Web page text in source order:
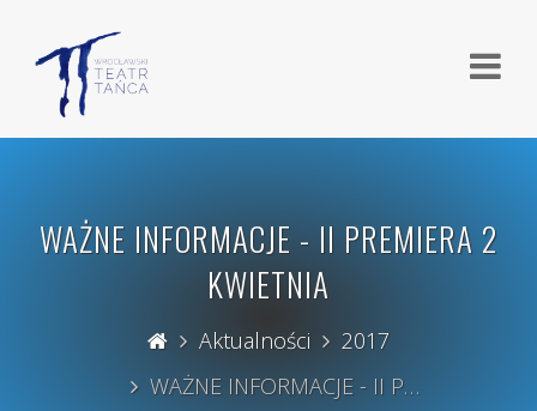
WAŻNE INFORMACJE - II PREMIERA 2
KWIETNIA
Aktualności
2017
WAŻNE INFORMACJE - II P…